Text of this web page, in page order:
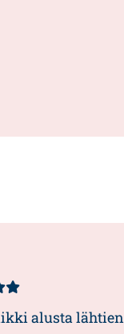
alusta lähtien